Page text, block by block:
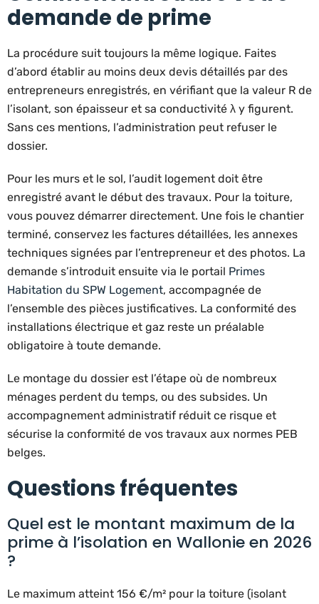
demande de prime
La procédure suit toujours la même logique. Faites
d’abord établir au moins deux devis détaillés par des
entrepreneurs enregistrés, en vérifiant que la valeur R de
l’isolant, son épaisseur et sa conductivité λ y figurent.
Sans ces mentions, l’administration peut refuser le
dossier.
Pour les murs et le sol, l’audit logement doit être
enregistré avant le début des travaux. Pour la toiture,
vous pouvez démarrer directement. Une fois le chantier
terminé, conservez les factures détaillées, les annexes
techniques signées par l’entrepreneur et des photos. La
demande s’introduit ensuite via le portail Primes
Habitation du SPW Logement, accompagnée de
l’ensemble des pièces justificatives. La conformité des
installations électrique et gaz reste un préalable
obligatoire à toute demande.
Le montage du dossier est l’étape où de nombreux
ménages perdent du temps, ou des subsides. Un
accompagnement administratif réduit ce risque et
sécurise la conformité de vos travaux aux normes PEB
belges.
Questions fréquentes
Quel est le montant maximum de la
prime à l’isolation en Wallonie en 2026
?
Le maximum atteint 156 €/m² pour la toiture (isolant